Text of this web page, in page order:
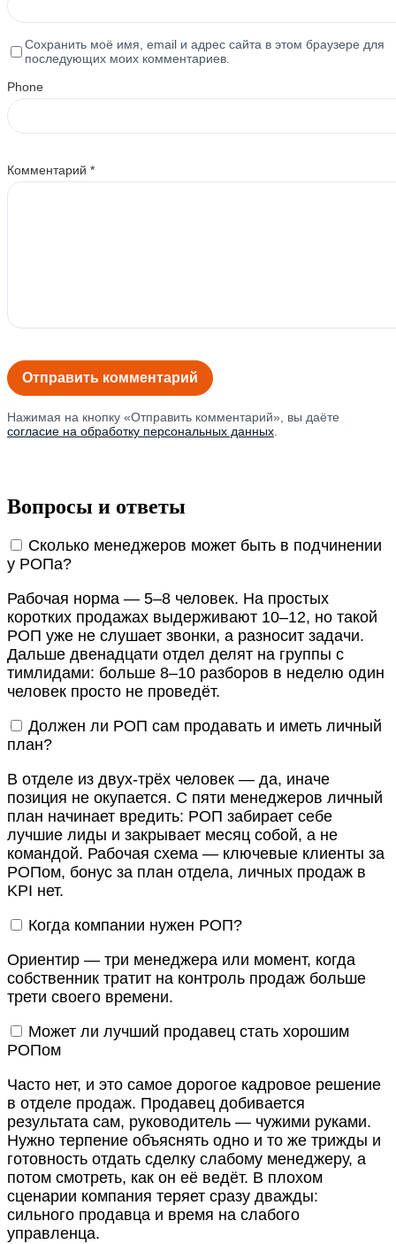
Сохранить моё имя, email и адрес сайта в этом браузере для
последующих моих комментариев.
Phone
Комментарий *
Нажимая на кнопку «Отправить комментарий», вы даёте
согласие на обработку персональных данных
Вопросы и ответы
Сколько менеджеров может быть в подчинении
у РОПа?
Рабочая норма — 5–8 человек. На простых
коротких продажах выдерживают 10–12, но такой
РОП уже не слушает звонки, а разносит задачи.
Дальше двенадцати отдел делят на группы с
тимлидами: больше 8–10 разборов в неделю один
человек просто не проведёт.
Должен ли РОП сам продавать и иметь личный
план?
В отделе из двух-трёх человек — да, иначе
позиция не окупается. С пяти менеджеров личный
план начинает вредить: РОП забирает себе
лучшие лиды и закрывает месяц собой, а не
командой. Рабочая схема — ключевые клиенты за
РОПом, бонус за план отдела, личных продаж в
KPI нет.
Когда компании нужен РОП?
Ориентир — три менеджера или момент, когда
собственник тратит на контроль продаж больше
трети своего времени.
Может ли лучший продавец стать хорошим
РОПом
Часто нет, и это самое дорогое кадровое решение
в отделе продаж. Продавец добивается
результата сам, руководитель — чужими руками.
Нужно терпение объяснять одно и то же трижды и
готовность отдать сделку слабому менеджеру, а
потом смотреть, как он её ведёт. В плохом
сценарии компания теряет сразу дважды:
сильного продавца и время на слабого
управленца.